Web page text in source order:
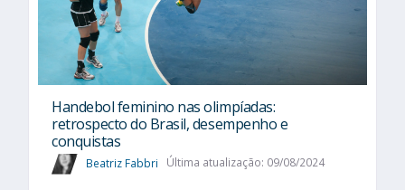
Handebol feminino nas olimpíadas:
retrospecto do Brasil, desempenho e
conquistas
Beatriz Fabbri Última atualização: 09/08/2024